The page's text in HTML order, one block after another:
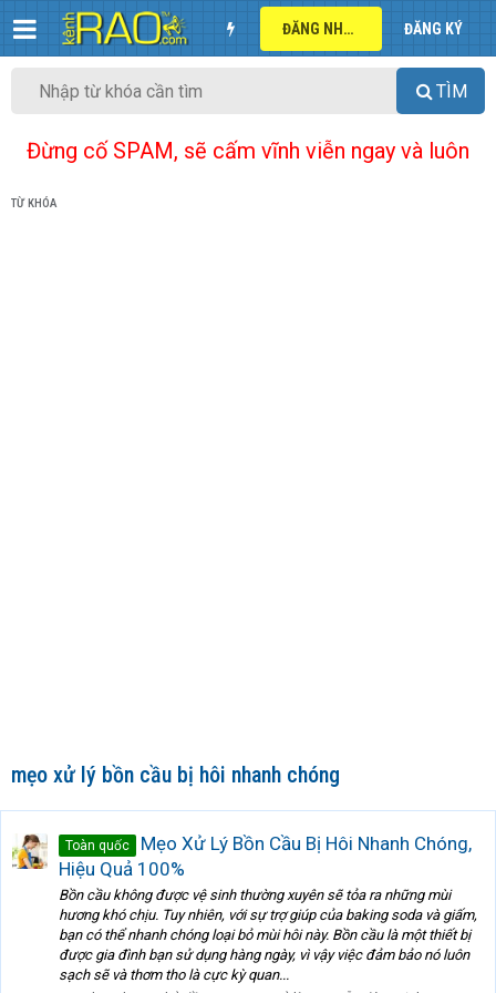
ĐĂNG NHẬP ĐĂNG KÝ
TÌM
Đừng cố SPAM, sẽ cấm vĩnh viễn ngay và luôn
TỪ KHÓA
mẹo xử lý bồn cầu bị hôi nhanh chóng
Toàn quốc
Mẹo Xử Lý Bồn Cầu Bị Hôi Nhanh Chóng,
Hiệu Quả 100%
Bồn cầu không được vệ sinh thường xuyên sẽ tỏa ra những mùi
hương khó chịu. Tuy nhiên, với sự trợ giúp của baking soda và giấm,
bạn có thể nhanh chóng loại bỏ mùi hôi này. Bồn cầu là một thiết bị
được gia đình bạn sử dụng hàng ngày, vì vậy việc đảm bảo nó luôn
sạch sẽ và thơm tho là cực kỳ quan...